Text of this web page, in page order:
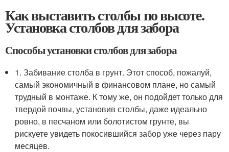
Как выставить столбы по высоте.
Установка столбов для забора
Способы установки столбов для забора
1. Забивание столба в грунт. Этот способ, пожалуй,
самый экономичный в финансовом плане, но самый
трудный в монтаже. К тому же, он подойдет только для
твердой почвы, установив столбы, даже идеально
ровно, в песчаном или болотистом грунте, вы
рискуете увидеть покосившийся забор уже через пару
месяцев.